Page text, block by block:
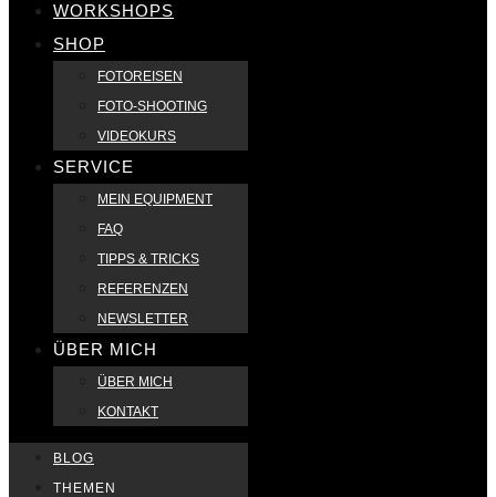
WORKSHOPS
SHOP
FOTOREISEN
FOTO-SHOOTING
VIDEOKURS
SERVICE
MEIN EQUIPMENT
FAQ
TIPPS & TRICKS
REFERENZEN
NEWSLETTER
ÜBER MICH
ÜBER MICH
KONTAKT
BLOG
THEMEN